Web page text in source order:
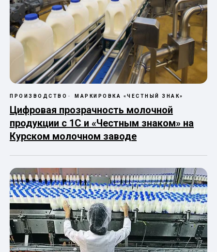
ПРОИЗВОДСТВО МАРКИРОВКА «ЧЕСТНЫЙ ЗНАК»
Цифровая прозрачность молочной
продукции с 1С и «Честным знаком» на
Курском молочном заводе